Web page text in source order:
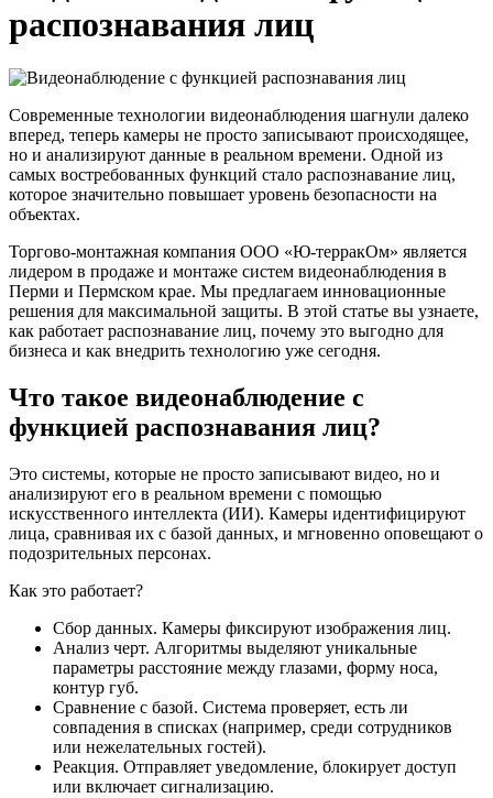
распознавания лиц
Современные технологии видеонаблюдения шагнули далеко
вперед, теперь камеры не просто записывают происходящее,
но и анализируют данные в реальном времени. Одной из
самых востребованных функций стало распознавание лиц,
которое значительно повышает уровень безопасности на
объектах.
Торгово-монтажная компания ООО «Ю-терракОм» является
лидером в продаже и монтаже систем видеонаблюдения в
Перми и Пермском крае. Мы предлагаем инновационные
решения для максимальной защиты. В этой статье вы узнаете,
как работает распознавание лиц, почему это выгодно для
бизнеса и как внедрить технологию уже сегодня.
Что такое видеонаблюдение с
функцией распознавания лиц?
Это системы, которые не просто записывают видео, но и
анализируют его в реальном времени с помощью
искусственного интеллекта (ИИ). Камеры идентифицируют
лица, сравнивая их с базой данных, и мгновенно оповещают о
подозрительных персонах.
Как это работает?
Сбор данных. Камеры фиксируют изображения лиц.
Анализ черт. Алгоритмы выделяют уникальные
параметры расстояние между глазами, форму носа,
контур губ.
Сравнение с базой. Система проверяет, есть ли
совпадения в списках (например, среди сотрудников
или нежелательных гостей).
Реакция. Отправляет уведомление, блокирует доступ
или включает сигнализацию.